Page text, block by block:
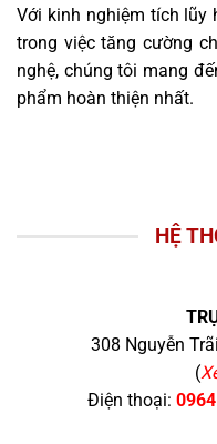
Với kinh nghiệm tích lũy
trong việc tăng cường
nghệ, chúng tôi mang
phẩm hoàn thiện nhất.
HỆ
308 Nguyễn
(
Điện thoại: